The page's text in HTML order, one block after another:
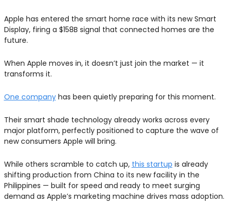
Apple has entered the smart home race with its new Smart
Display, firing a $158B signal that connected homes are the
future.
When Apple moves in, it doesn’t just join the market — it
transforms it.
One company has been quietly preparing for this moment.
Their smart shade technology already works across every
major platform, perfectly positioned to capture the wave of
new consumers Apple will bring.
While others scramble to catch up, this startup is already
shifting production from China to its new facility in the
Philippines — built for speed and ready to meet surging
demand as Apple’s marketing machine drives mass adoption.